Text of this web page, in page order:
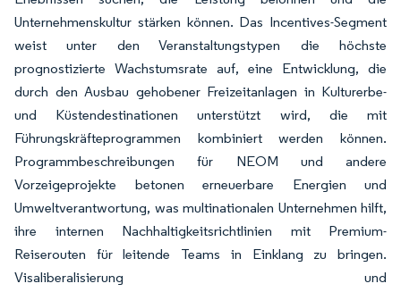
Unternehmenskultur stärken können. Das Incentives-Segment
weist unter den Veranstaltungstypen die höchste
prognostizierte Wachstumsrate auf, eine Entwicklung, die
durch den Ausbau gehobener Freizeitanlagen in Kulturerbe-
und Küstendestinationen unterstützt wird, die mit
Führungskräfteprogrammen kombiniert werden können.
Programmbeschreibungen für NEOM und andere
Vorzeigeprojekte betonen erneuerbare Energien und
Umweltverantwortung, was multinationalen Unternehmen hilft,
ihre internen Nachhaltigkeitsrichtlinien mit Premium-
Reiserouten für leitende Teams in Einklang zu bringen.
Visaliberalisierung und